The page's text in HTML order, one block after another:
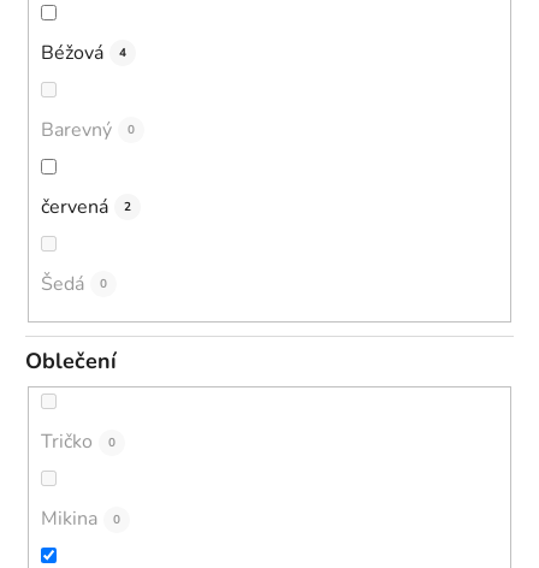
Béžová 4
Barevný 0
červená 2
Šedá 0
Oblečení
Tričko 0
Mikina 0